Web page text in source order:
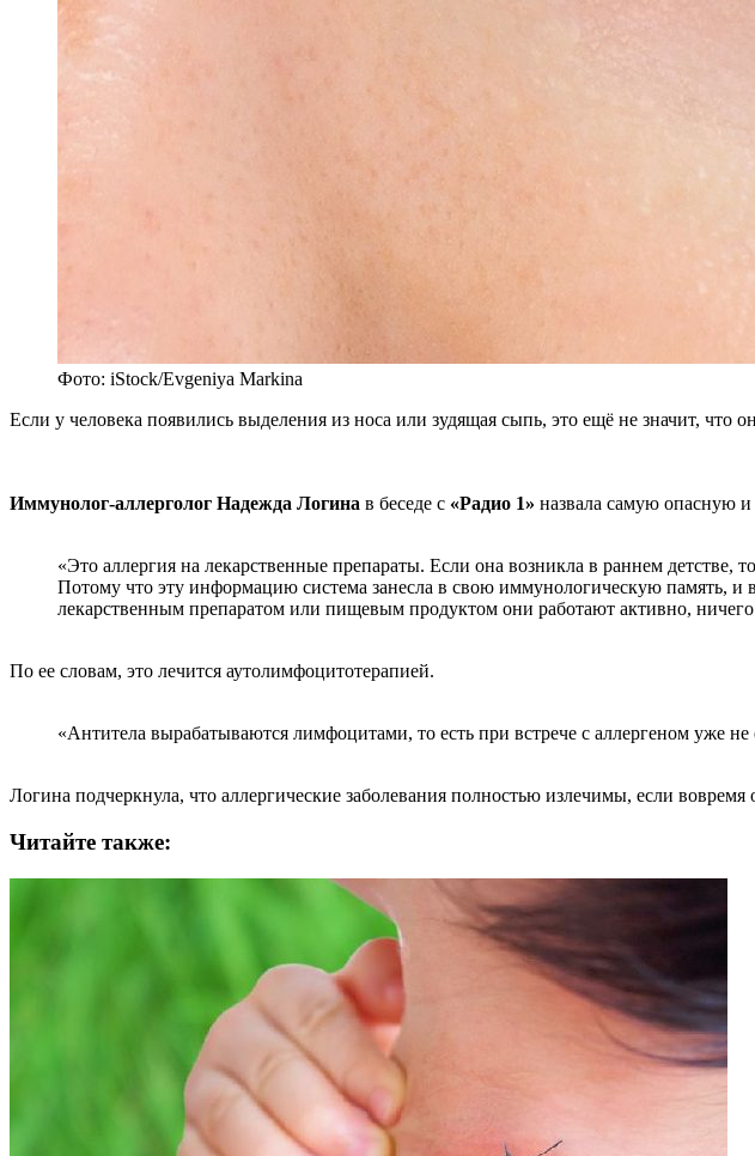
Фото: iStock/Evgeniya Markina
Если у человека появились выделения из носа или зудящая сыпь, это ещё не значит,
Иммунолог-аллерголог Надежда Логина в беседе с «Радио 1» назвала самую опасную
«Это аллергия на лекарственные препараты. Если она возникла в раннем
Потому что эту информацию система занесла в свою иммунологическую память,
лекарственным препаратом или пищевым продуктом они работают активно,
По ее словам, это лечится аутолимфоцитотерапией.
«Антитела вырабатываются лимфоцитами, то есть при встрече с аллергеном уже
Логина подчеркнула, что аллергические заболевания полностью излечимы, если вовремя
Читайте также: